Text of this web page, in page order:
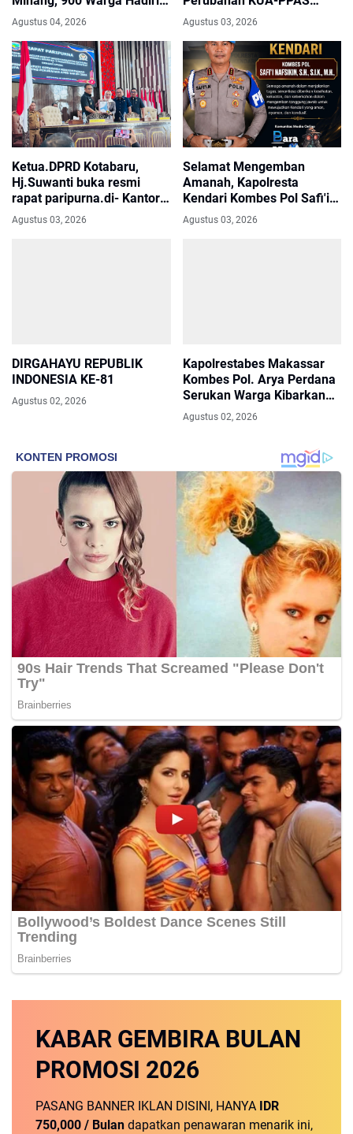
Pertemuan Empat DPC
Agustus 04, 2026
APBD 2026 Kotabaru
Agustus 03, 2026
Ketua.DPRD Kotabaru,
Hj.Suwanti buka resmi
rapat paripurna.di- Kantor
DPRD Kotabaru.
Agustus 03, 2026
Selamat Mengemban
Amanah, Kapolresta
Kendari Kombes Pol Safi'i
Nafsikin
Agustus 03, 2026
DIRGAHAYU REPUBLIK
INDONESIA KE-81
Agustus 02, 2026
Kapolrestabes Makassar
Kombes Pol. Arya Perdana
Serukan Warga Kibarkan
Merah Putih Selama
Agustus
Agustus 02, 2026
KABAR GEMBIRA BULAN
PROMOSI 2026
PASANG BANNER IKLAN DISINI, HANYA
IDR
750,000 / Bulan dapatkan penawaran menarik ini,